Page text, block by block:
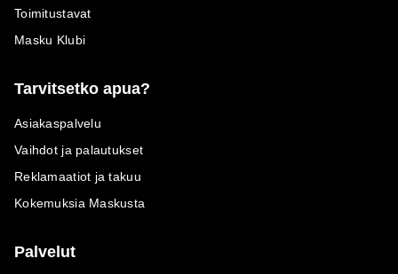
Toimitustavat
Masku Klubi
Tarvitsetko apua?
Asiakaspalvelu
Vaihdot ja palautukset
Reklamaatiot ja takuu
Kokemuksia Maskusta
Palvelut